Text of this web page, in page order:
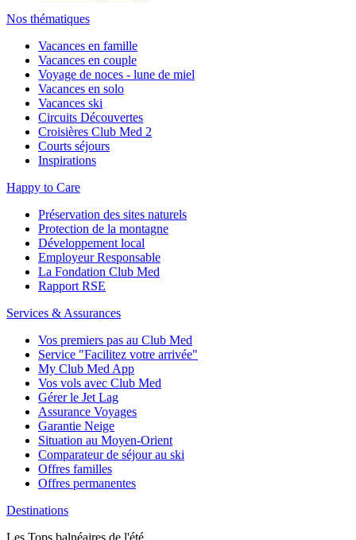
Nos thématiques
Vacances en famille
Vacances en couple
Voyage de noces - lune de miel
Vacances en solo
Vacances ski
Circuits Découvertes
Croisières Club Med 2
Courts séjours
Inspirations
Happy to Care
Préservation des sites naturels
Protection de la montagne
Développement local
Employeur Responsable
La Fondation Club Med
Rapport RSE
Services & Assurances
Vos premiers pas au Club Med
Service "Facilitez votre arrivée"
My Club Med App
Vos vols avec Club Med
Gérer le Jet Lag
Assurance Voyages
Garantie Neige
Situation au Moyen-Orient
Comparateur de séjour au ski
Offres familles
Offres permanentes
Destinations